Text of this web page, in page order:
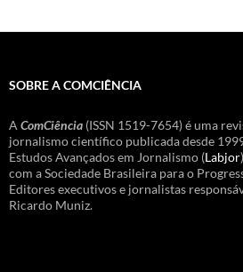
SOBRE A COMCIÊNCIA
A ComCiência (ISSN 1519-7654) é uma
jornalismo científico publicada desde
Estudos Avançados em Jornalismo (Labjor
com a Sociedade Brasileira para o
Editores executivos e jornalistas
Ricardo Muniz.